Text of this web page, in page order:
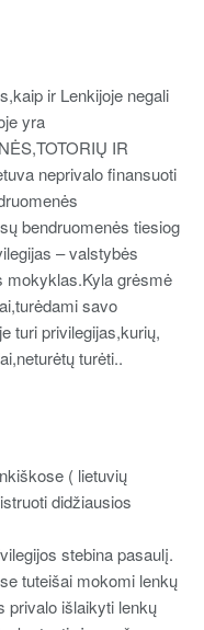
ir Lenkijoje negali
yra
IR
neprivalo finansuoti
bendruomenės tiesiog
– valstybės
mokyklas.Kyla grėsmė
savo
turi privilegijas,kurių,
turėti..
( lietuvių
didžiausios
stebina pasaulį.
tuteišai mokomi lenkų
privalo išlaikyti lenkų